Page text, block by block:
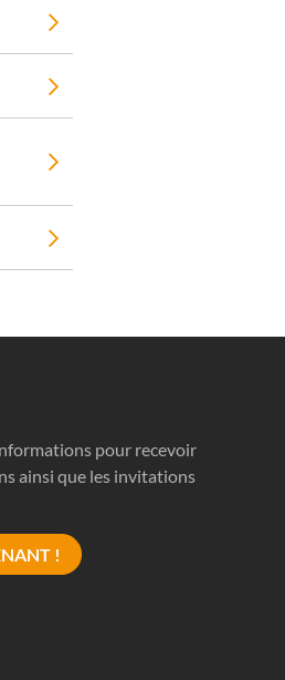
pour recevoir
ainsi que les invitations
!